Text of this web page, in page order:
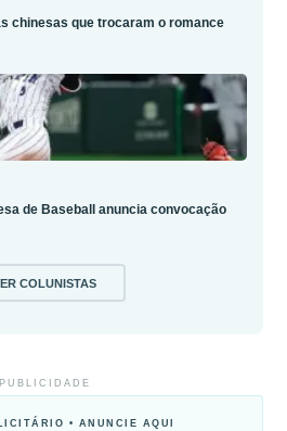
chinesas que trocaram o romance
de Baseball anuncia convocação
COLUNISTAS
PUBLICIDADE
• ANUNCIE AQUI